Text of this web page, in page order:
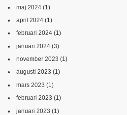
maj 2024(1)
april 2024(1)
februari 2024(1)
januari 2024(3)
november 2023 (1)
augusti 2023 (1)
mars 2023 (1)
februari 2023 (1)
januari 2023 (1)